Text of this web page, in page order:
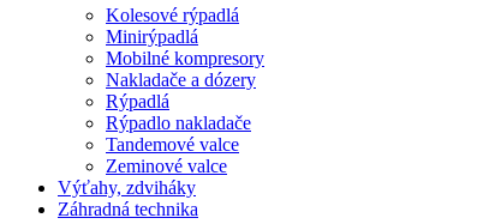
Kolesové rýpadlá
Minirýpadlá
Mobilné kompresory
Nakladače a dózery
Rýpadlá
Rýpadlo nakladače
Tandemové valce
Zeminové valce
Výťahy, zdviháky
Záhradná technika